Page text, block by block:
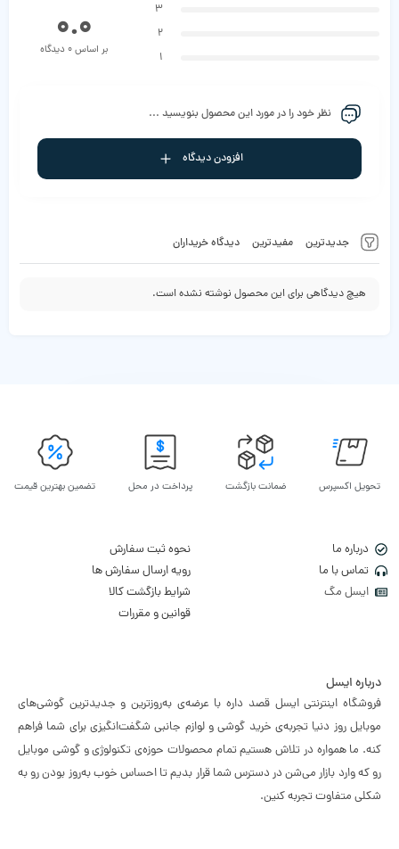
جدیدترین مفیدترین دیدگاه خریداران
هیچ دیدگاهی برای این محصول نوشته نشده است.
3
2
1
0.0
بر اساس 0 دیدگاه
نظر خود را در مورد این محصول بنویسید ...
افزودن دیدگاه
تحویل اکسپرس ضمانت بازگشت پرداخت در محل تضمین بهترین قیمت
درباره ما
تماس با ما
ایسل مگ
نحوه ثبت سفارش
رویه ارسال سفارش ها
شرایط بازگشت کالا
قوانین و مقررات
درباره ایسل
فروشگاه اینترنتی ایسل قصد داره با عرضه‌ی به‌روزترین و جدیدترین گوشی‌های
موبایل روز دنیا تجربه‌ی خرید گوشی و لوازم جانبی شگفت‌انگیزی برای شما فراهم
کنه. ما همواره در تلاش هستیم تمام محصولات حوزه‌ی تکنولوژی و گوشی موبایل
رو که وارد بازار می‌شن در دسترس شما قرار بدیم تا احساس خوب به‌روز بودن رو به
شکلی متفاوت تجربه کنین.